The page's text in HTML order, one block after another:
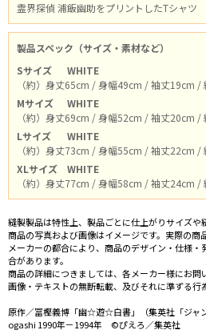
霊界探偵 浦飯幽助をプリントしたTシャツ
製品スペック（サイズ・素材など）
Sサイズ
WHITE
（約）身丈65cm / 身幅49cm / 袖丈19cm /
Mサイズ
WHITE
（約）身丈69cm / 身幅52cm / 袖丈20cm /
Lサイズ
WHITE
（約）身丈73cm / 身幅55cm / 袖丈22cm /
XLサイズ
WHITE
（約）身丈77cm / 身幅58cm / 袖丈24cm /
縫製製品は特性上、製品ごとに仕上がりサイズや
商品の写真および画像はイメージです。実際の商
メーカーの都合により、商品のデザイン・仕様
合があります。
商品の詳細につきましては、各メーカー様にお問
画像・テキストの無断転載、及びそれに準ずる行
原作／冨樫義博「幽☆遊☆白書」（集英社「ジ
ogashi 1990年－1994年 ©ぴえろ／集英社